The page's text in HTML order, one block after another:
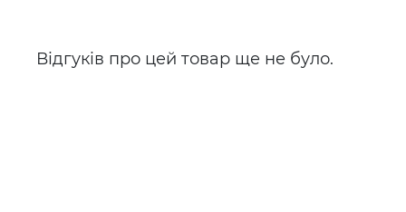
Відгуків про цей товар ще не було.